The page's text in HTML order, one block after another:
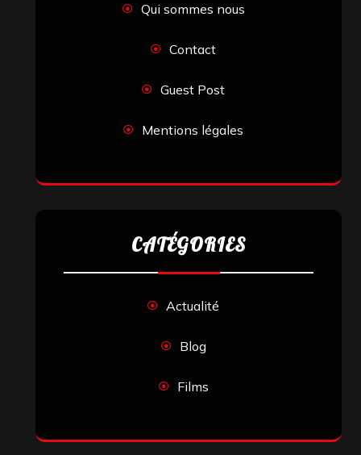
Qui sommes nous
Contact
Guest Post
Mentions légales
CATÉGORIES
Actualité
Blog
Films